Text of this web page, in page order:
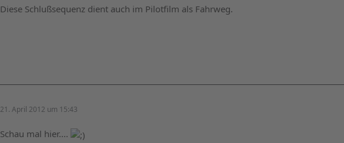
Diese Schlußsequenz dient auch im Pilotfilm als Fahrweg.
21. April 2012 um 15:43
Schau mal hier....